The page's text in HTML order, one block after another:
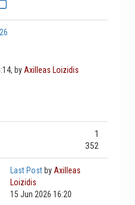
by Axilleas Loizidis
1
352
Last Post by Axilleas
Loizidis
15 Jun 2026 16:20